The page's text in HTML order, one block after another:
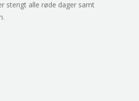
stengt alle røde dager samt